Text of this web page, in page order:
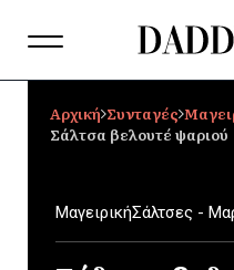
Αρχική Συνταγές
Σάλτσα βελουτέ ψαριού
ΜαγειρικήΣάλτσες -